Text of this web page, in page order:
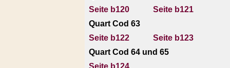
Seite b120
Seite b121
Quart Cod 63
Seite b122
Seite b123
Quart Cod 64 und 65
Seite b124